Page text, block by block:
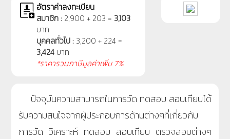
อัตราค่าลงทะเบียน
สมาชิก : 2,900 + 203 = 3,103
บาท
บุคคลทั่วไป : 3,200 + 224 =
3,424 บาท
*ราคารวมภาษีมูลค่าเพิ่ม 7%
ปัจจุบันความสามารถในการวัด ทดสอบ สอบเทียบได้
รับความสนใจจากผู้ประกอบการด้านต่างๆที่เกี่ยวกับ
การวัด วิเคราะห์ ทดสอบ สอบเทียบ ตรวจสอบต่างๆ